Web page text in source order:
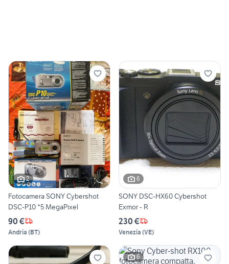
2
Fotocamera SONY Cybershot
DSC-P10 *5 MegaPixel
90 €
Andria (BT)
6
SONY DSC-HX60 Cybershot
Exmor - R
230 €
Venezia (VE)
6